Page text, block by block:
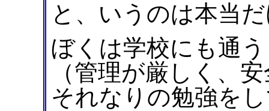
と、いうのは本当
ぼくは学校にも通
（管理が厳しく、
それなりの勉強を